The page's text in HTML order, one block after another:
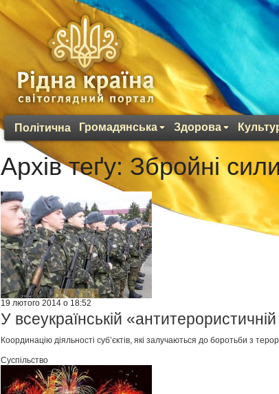
Політична Громадянська Здорова
Архів теґу: Збройні
19 лютого 2014 о 18:52
У всеукраїнській
Координацію діяльності суб’єктів, які залучаються до боротьби з
Суспільство